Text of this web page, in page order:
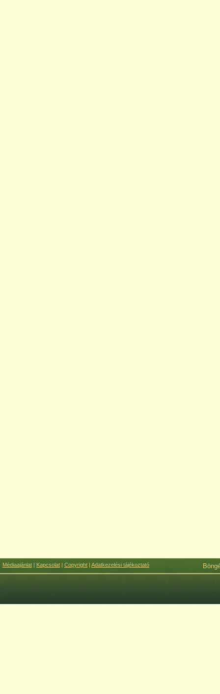
Médiaajánlat | Kapcsolat | Copyright | Adatkezelési tájékoztató